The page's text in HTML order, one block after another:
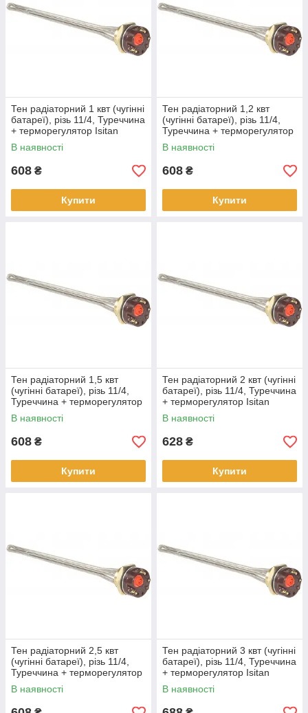
Тен радіаторний 1 квт (чугінні
батареї), різь 11/4, Туреччина
+ терморегулятор Isitan
В наявності
608 ₴
Купити
Тен радіаторний 1,2 квт
(чугінні батареї), різь 11/4,
Туреччина + терморегулятор
Isitan
В наявності
608 ₴
Купити
Тен радіаторний 1,5 квт
(чугінні батареї), різь 11/4,
Туреччина + терморегулятор
Isitan
В наявності
608 ₴
Купити
Тен радіаторний 2 квт (чугінні
батареї), різь 11/4, Туреччина
+ терморегулятор Isitan
В наявності
628 ₴
Купити
Тен радіаторний 2,5 квт
(чугінні батареї), різь 11/4,
Туреччина + терморегулятор
Isitan
В наявності
Тен радіаторний 3 квт (чугінні
батареї), різь 11/4, Туреччина
+ терморегулятор Isitan
В наявності